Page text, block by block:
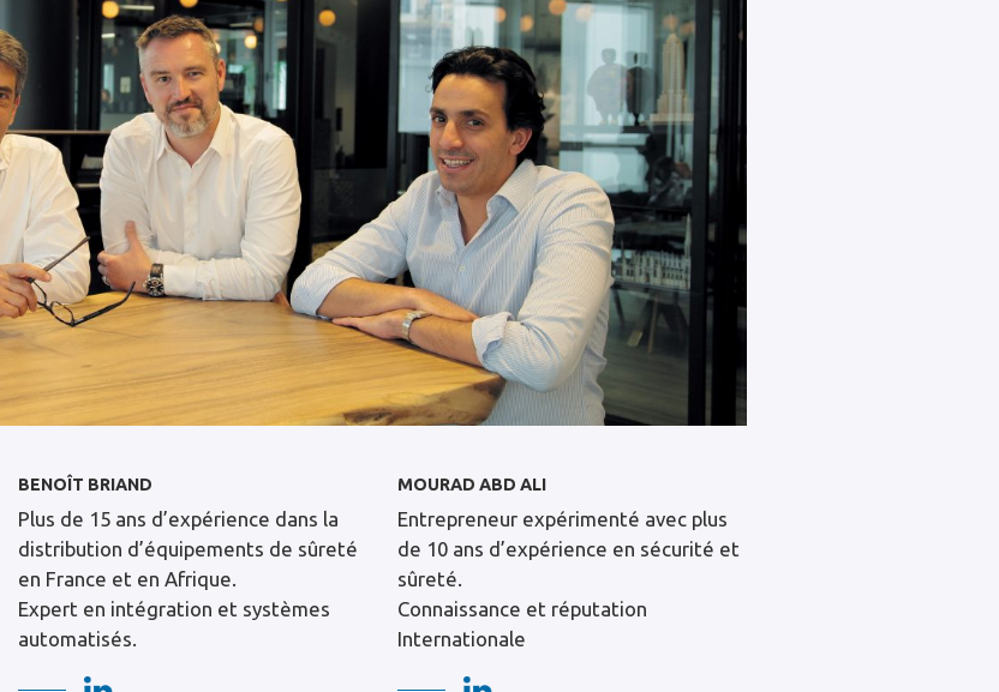
BENOÎT BRIAND
Plus de 15 ans d’expérience dans la
distribution d’équipements de sûreté
en France et en Afrique.
Expert en intégration et systèmes
automatisés.
MOURAD ABD ALI
Entrepreneur expérimenté avec plus
de 10 ans d’expérience en sécurité et
sûreté.
Connaissance et réputation
Internationale